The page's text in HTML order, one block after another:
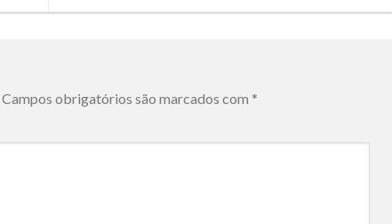
Campos obrigatórios são marcados com *